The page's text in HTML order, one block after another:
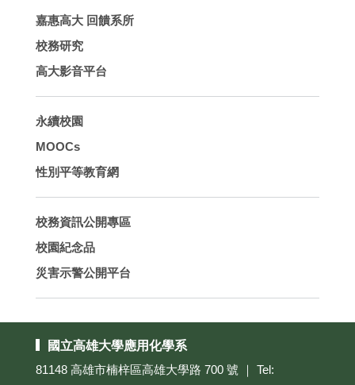
嘉惠高大 回饋系所
校務研究
高大影音平台
永續校園
MOOCs
性別平等教育網
校務資訊公開專區
校園紀念品
災害示警公開平台
國立高雄大學應用化學系
81148 高雄市楠梓區高雄大學路 700 號 ｜ Tel: